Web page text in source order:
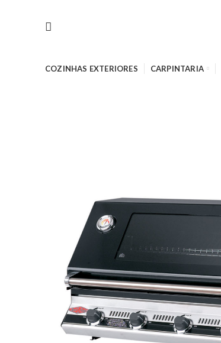
COZINHAS EXTERIORES CARPINTARIA